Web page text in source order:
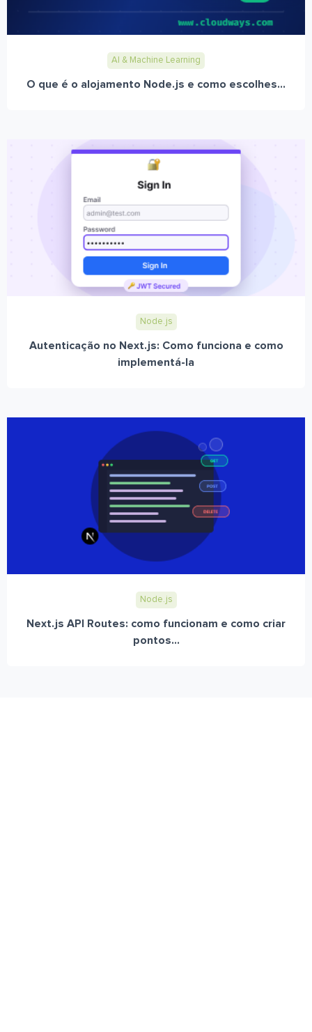
AI & Machine Learning
O que é o alojamento Node.js e como escolhes...
Node.js
Autenticação no Next.js: Como funciona e como
implementá-la
Node.js
Next.js API Routes: como funcionam e como criar
pontos...